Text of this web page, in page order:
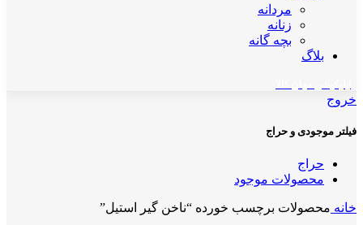
مردانه
زنانه
بچه گانه
بلاگ
خروج
فیلتر موجودی و حراج
حراج
محصولات موجود
خانه محصولات برچسب خورده “ناخن گیر استیل”